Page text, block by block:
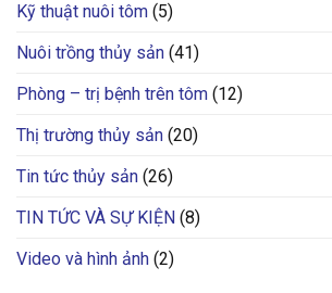
Kỹ thuật nuôi tôm (5)
Nuôi trồng thủy sản (41)
Phòng – trị bệnh trên tôm (12)
Thị trường thủy sản (20)
Tin tức thủy sản (26)
TIN TỨC VÀ SỰ KIỆN (8)
Video và hình ảnh (2)